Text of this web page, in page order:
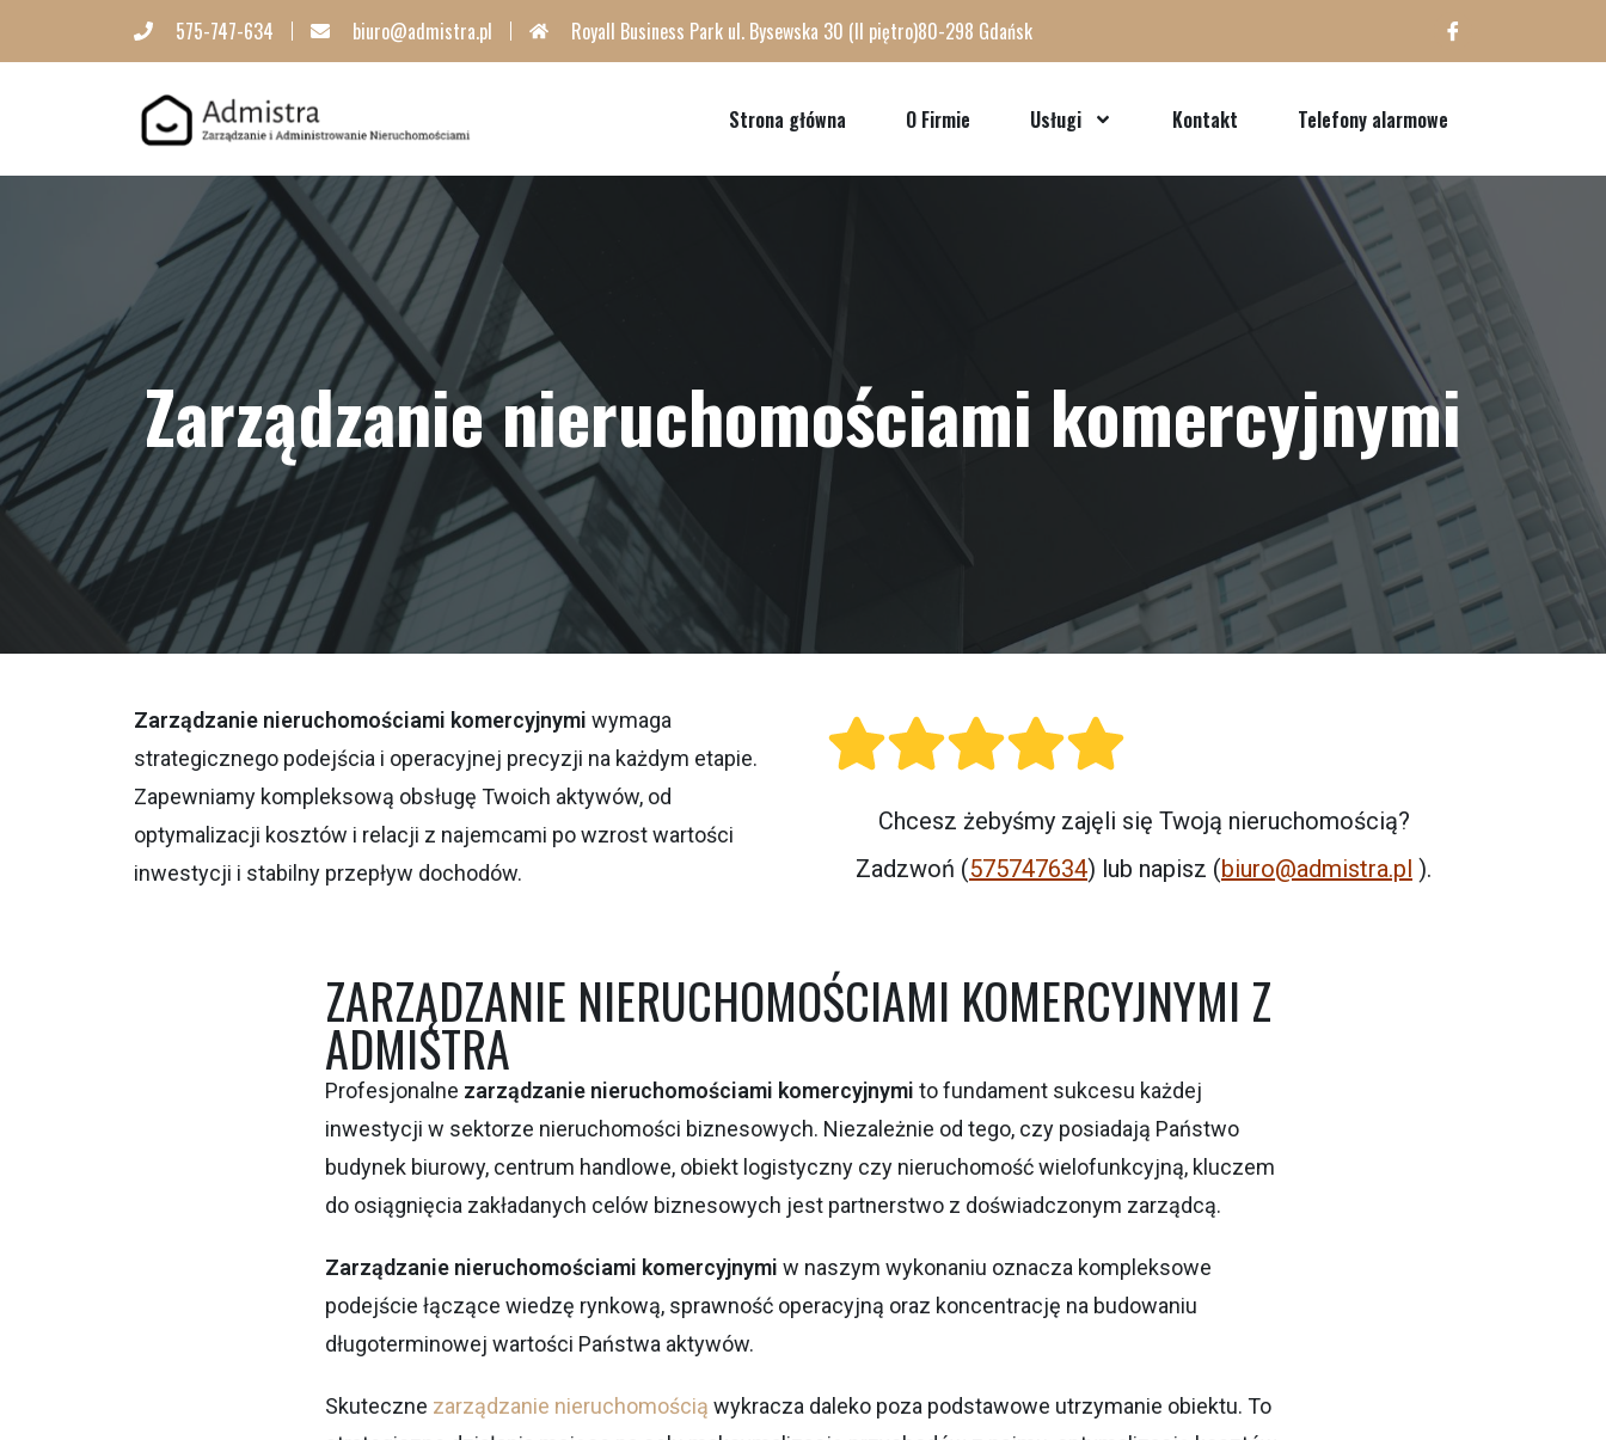
575-747-634 biuro@admistra.pl Royall Business Park ul. Bysewska 30 (II piętro)80-298 Gdańsk
Strona główna O Firmie Usługi Kontakt Telefony alarmowe
Zarządzanie nieruchomościami komercyjnymi
Zarządzanie nieruchomościami komercyjnymi wymaga
strategicznego podejścia i operacyjnej precyzji na każdym etapie.
Zapewniamy kompleksową obsługę Twoich aktywów, od
optymalizacji kosztów i relacji z najemcami po wzrost wartości
inwestycji i stabilny przepływ dochodów.
Chcesz żebyśmy zajęli się Twoją nieruchomością?
Zadzwoń (575747634) lub napisz (biuro@admistra.pl ).
ZARZĄDZANIE NIERUCHOMOŚCIAMI KOMERCYJNYMI Z
ADMISTRA
Profesjonalne zarządzanie nieruchomościami komercyjnymi to fundament sukcesu każdej
inwestycji w sektorze nieruchomości biznesowych. Niezależnie od tego, czy posiadają Państwo
budynek biurowy, centrum handlowe, obiekt logistyczny czy nieruchomość wielofunkcyjną, kluczem
do osiągnięcia zakładanych celów biznesowych jest partnerstwo z doświadczonym zarządcą.
Zarządzanie nieruchomościami komercyjnymi w naszym wykonaniu oznacza kompleksowe
podejście łączące wiedzę rynkową, sprawność operacyjną oraz koncentrację na budowaniu
długoterminowej wartości Państwa aktywów.
Skuteczne zarządzanie nieruchomością wykracza daleko poza podstawowe utrzymanie obiektu. To